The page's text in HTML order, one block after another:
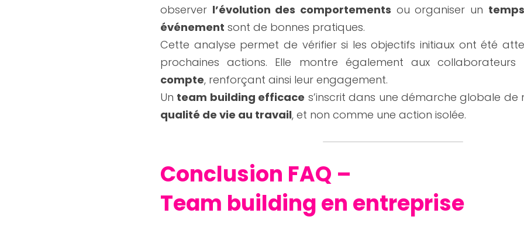
observer l’évolution des comportements ou organiser un
événement sont de bonnes pratiques.
Cette analyse permet de vérifier si les objectifs initiaux ont été
prochaines actions. Elle montre également aux collaborateurs
compte, renforçant ainsi leur engagement.
Un team building efficace
qualité de vie au travail, et non comme une action isolée.
Conclusion FAQ –
Team building en entreprise